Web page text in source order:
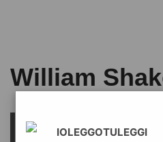
William
IOLEGGOTULEGGI